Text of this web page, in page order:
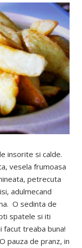
insorite si calde.
vesela frumoasa
petrecuta
adulmecand
O sedinta de
spatele si iti
facut treaba buna!
pauza de pranz, in